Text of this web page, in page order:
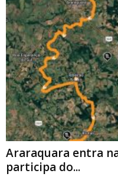
Araraquara entra
participa do...